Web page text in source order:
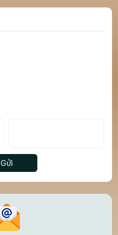
Gửi